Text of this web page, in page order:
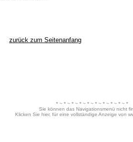
zurück zum Seitenanfang
* ~ * ~ * ~ * ~ * ~ * ~ * ~ * ~ * ~ *
Sie können das Navigationsmenü nicht
Klicken Sie hier, für eine vollständige Anzeige von